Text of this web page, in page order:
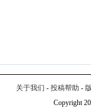
关于我们 - 投稿帮助 -
Copyright